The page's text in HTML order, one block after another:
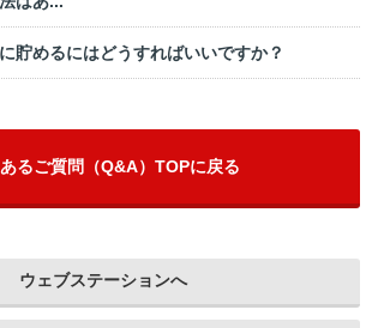
貯めるにはどうすればいいですか？
るご質問（Q&A）TOPに戻る
ウェブステーションへ